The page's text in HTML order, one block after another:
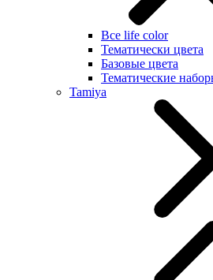
Все life color
Тематически цвета
Базовые цвета
Тематические
Tamiya